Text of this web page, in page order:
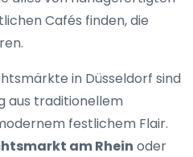
Cafés finden, die
in Düsseldorf sind
aus traditionellem
festlichem Flair.
am Rhein oder